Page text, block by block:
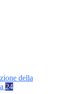
della
24